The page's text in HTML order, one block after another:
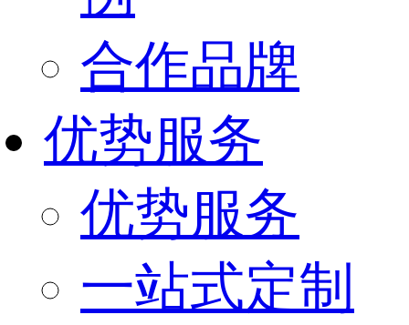
合作品牌
优势服务
优势服务
一站式定制